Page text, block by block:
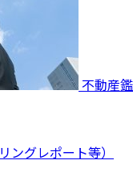
不動産鑑
ングレポート等）